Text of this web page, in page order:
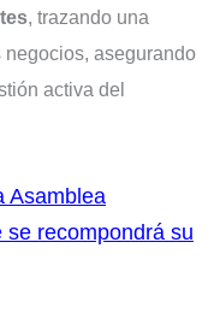
, trazando una
asegurando
activa del
Asamblea
recompondrá su